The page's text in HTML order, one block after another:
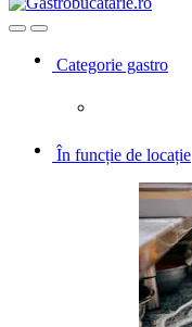
OpenClose
Categorie gastro
În funcție de locație